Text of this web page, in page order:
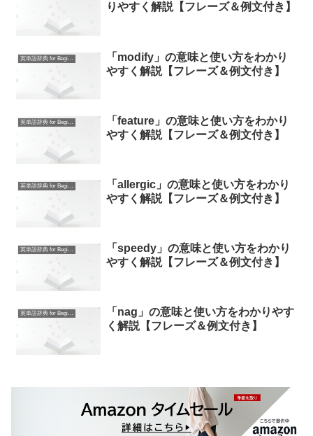
りやすく解説【フレーズ＆例文付き】
英単語辞典 for Beginners
「modify」の意味と使い方をわかり
やすく解説【フレーズ＆例文付き】
英単語辞典 for Beginners
「feature」の意味と使い方をわかり
やすく解説【フレーズ＆例文付き】
英単語辞典 for Beginners
「allergic」の意味と使い方をわかり
やすく解説【フレーズ＆例文付き】
英単語辞典 for Beginners
「speedy」の意味と使い方をわかり
やすく解説【フレーズ＆例文付き】
英単語辞典 for Beginners
「nag」の意味と使い方をわかりやす
く解説【フレーズ＆例文付き】